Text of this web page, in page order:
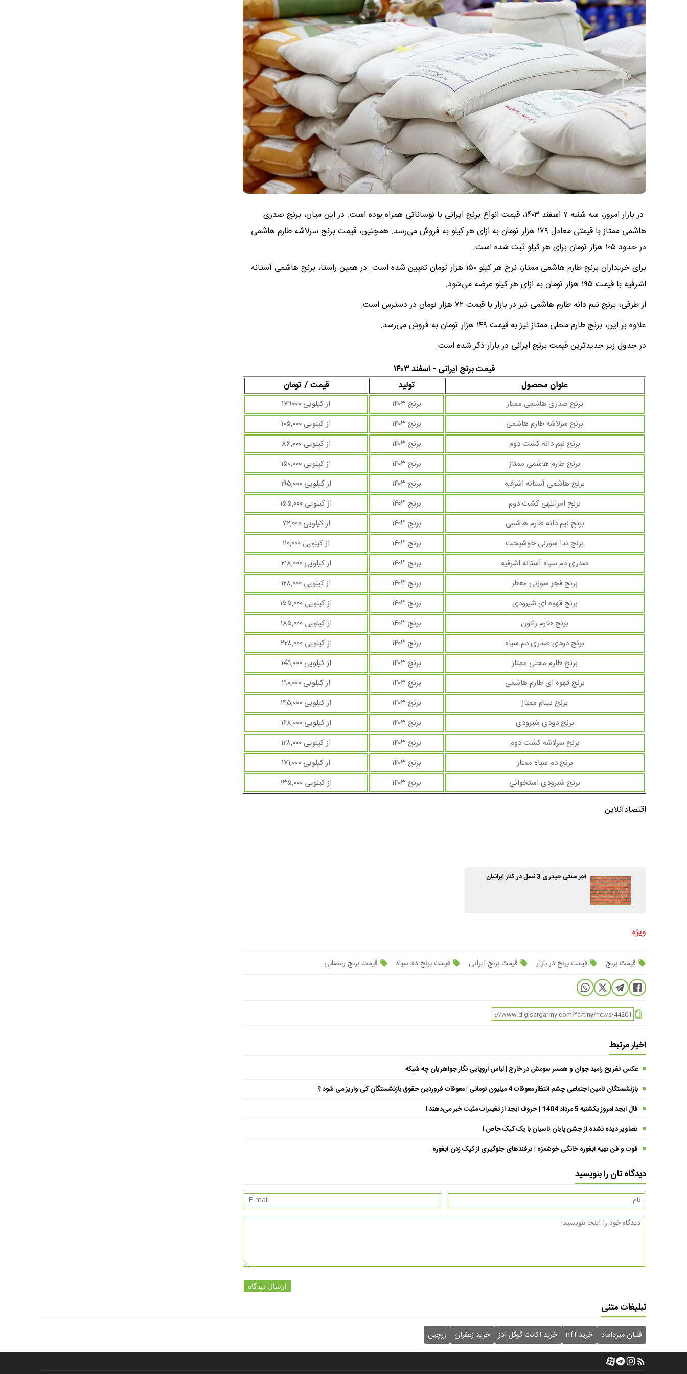
در بازار امروز، سه شنبه ۷ اسفند ۱۴۰۳، قیمت انواع برنج ایرانی با نوساناتی همراه بوده است. در این میان، برنج صدری
هاشمی ممتاز با قیمتی معادل ۱۷۹ هزار تومان به ازای هر کیلو به فروش می‌رسد. همچنین، قیمت برنج سرلاشه طارم هاشمی
در حدود ۱۰۵ هزار تومان برای هر کیلو ثبت شده است.
برای خریداران برنج طارم هاشمی ممتاز، نرخ هر کیلو ۱۵۰ هزار تومان تعیین شده است. در همین راستا، برنج هاشمی آستانه
اشرفیه با قیمت ۱۹۵ هزار تومان به ازای هر کیلو عرضه می‌شود.
از طرفی، برنج نیم دانه طارم هاشمی نیز در بازار با قیمت ۷۲ هزار تومان در دسترس است.
علاوه بر این، برنج طارم محلی ممتاز نیز به قیمت ۱۴۹ هزار تومان به فروش می‌رسد.
در جدول زیر جدیدترین قیمت برنج ایرانی در بازار ذکر شده است.
قیمت برنج ایرانی - اسفند ۱۴۰۳
عنوان محصول
تولید قیمت / تومان
برنج صدری هاشمی ممتاز برنج ۱۴۰۳
از کیلویی ۱۷۹۰۰۰
برنج سرلاشه طارم هاشمی
برنج ۱۴۰۳
از کیلویی ۱۰۵,۰۰۰
برنج نیم دانه کشت دوم
برنج ۱۴۰۳
از کیلویی ۸۶,۰۰۰
برنج طارم هاشمی ممتاز
برنج ۱۴۰۳
از کیلویی ۱۵۰,۰۰۰
برنج هاشمی آستانه اشرفیه
برنج ۱۴۰۳
از کیلویی ۱۹۵,۰۰۰
برنج امراللهی کشت دوم
برنج ۱۴۰۳
از کیلویی ۱۵۵,۰۰۰
برنج نیم دانه طارم هاشمی
برنج ۱۴۰۳
از کیلویی ۷۲,۰۰۰
برنج ندا سوزنی خوشپخت
برنج ۱۴۰۳
از کیلویی ۱۱۰,۰۰۰
صدری دم سیاه آستانه اشرفیه
برنج ۱۴۰۳
از کیلویی ۲۱۸,۰۰۰
برنج فجر سوزنی معطر
برنج ۱۴۰۳
از کیلویی ۱۲۸,۰۰۰
برنج قهوه ای شیرودی
برنج ۱۴۰۳
از کیلویی ۱۵۵,۰۰۰
برنج طارم راتون
برنج ۱۴۰۳
از کیلویی ۱۸۵,۰۰۰
برنج دودی صدری دم سیاه
برنج ۱۴۰۳
از کیلویی ۲۲۸,۰۰۰
برنج طارم محلی ممتاز
برنج ۱۴۰۳
از کیلویی ۱4۹,۰۰۰
برنج قهوه ای طارم هاشمی
برنج ۱۴۰۳
از کیلویی ۱۹۰,۰۰۰
برنج بینام ممتاز
برنج ۱۴۰۳
از کیلویی ۱۴۵,۰۰۰
برنج دودی شیرودی
برنج ۱۴۰۳
از کیلویی ۱۶۸,۰۰۰
برنج سرلاشه کشت دوم
برنج ۱۴۰۳
از کیلویی ۱۲۸,۰۰۰
برنج دم سیاه ممتاز
برنج ۱۴۰۳
از کیلویی ۱۷۱,۰۰۰
برنج شیرودی استخوانی
برنج ۱۴۰۳ از کیلویی ۱۳۵,۰۰۰
اقتصادآنلاین
آجر سنتی حیدری 3 نسل در کنار ایرانیان
ویژه
قیمت برنج قیمت برنج در بازار قیمت برنج ایرانی قیمت برنج دم سیاه قیمت برنج رمضانی
اخبار مرتبط
عکس تفریح رامبد جوان و همسر سومش در خارج | لباس اروپایی نگار جواهریان چه شیکه
بازنشستگان تامین اجتماعی چشم انتظار معوقات 4 میلیون تومانی | معوقات فروردین حقوق بازنشستگان کی واریز می شود ؟
فال ابجد امروز یکشنبه 5 مرداد 1404 | حروف ابجد از تغییرات مثبت خبر می‌دهند !
تصاویر دیده نشده از جشن پایان تاسیان با یک کیک خاص !
فوت و فن تهیه آبغوره خانگی خوشمزه | ترفندهای جلوگیری از کپک زدن آبغوره
دیدگاه تان را بنویسید
ارسال دیدگاه
تبلیغات متنی
قلیان میرداماد خرید nft خرید اکانت گوگل ادز خرید زعفران زرچین